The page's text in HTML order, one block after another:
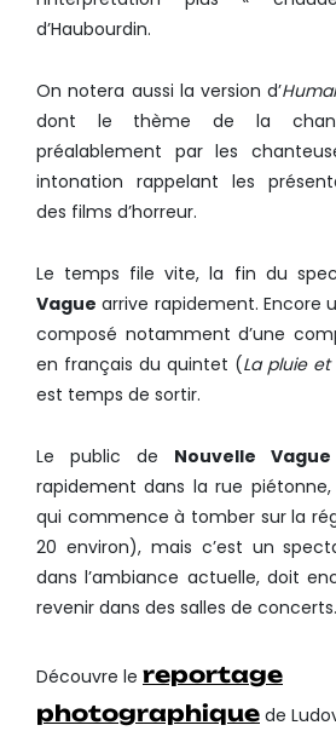
d’Haubourdin.
On notera aussi la version d’
dont le thème de la
préalablement par les
intonation rappelant les
des films d’horreur.
Le temps file vite, la fin du
Vague arrive rapidement. Encore
composé notamment d’une
en français du quintet (La pluie
est temps de sortir.
Le public de Nouvelle Vague
rapidement dans la rue
qui commence à tomber sur la
20 environ), mais c’est un
dans l’ambiance actuelle, doit
revenir dans des salles de concerts.
Découvre le reportage
photographique de